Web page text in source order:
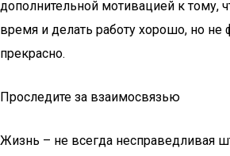
дополнительной мотивацией к тому,
время и делать работу хорошо, но не
прекрасно.
Проследите за взаимосвязью
Жизнь – не всегда несправедливая